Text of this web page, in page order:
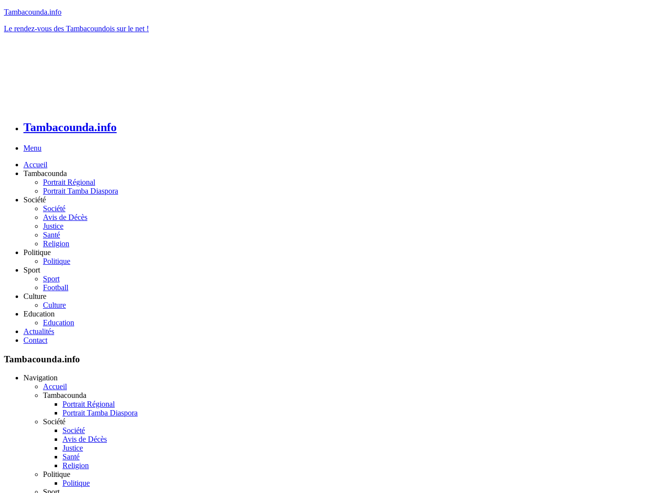
Tambacounda.info
Le rendez-vous des Tambacoundois sur le net !
Tambacounda.info
Menu
Accueil
Tambacounda
Portrait Régional
Portrait Tamba Diaspora
Société
Société
Avis de Décès
Justice
Santé
Religion
Politique
Politique
Sport
Sport
Football
Culture
Culture
Education
Education
Actualités
Contact
Tambacounda.info
Navigation
Accueil
Tambacounda
Portrait Régional
Portrait Tamba Diaspora
Société
Société
Avis de Décès
Justice
Santé
Religion
Politique
Politique